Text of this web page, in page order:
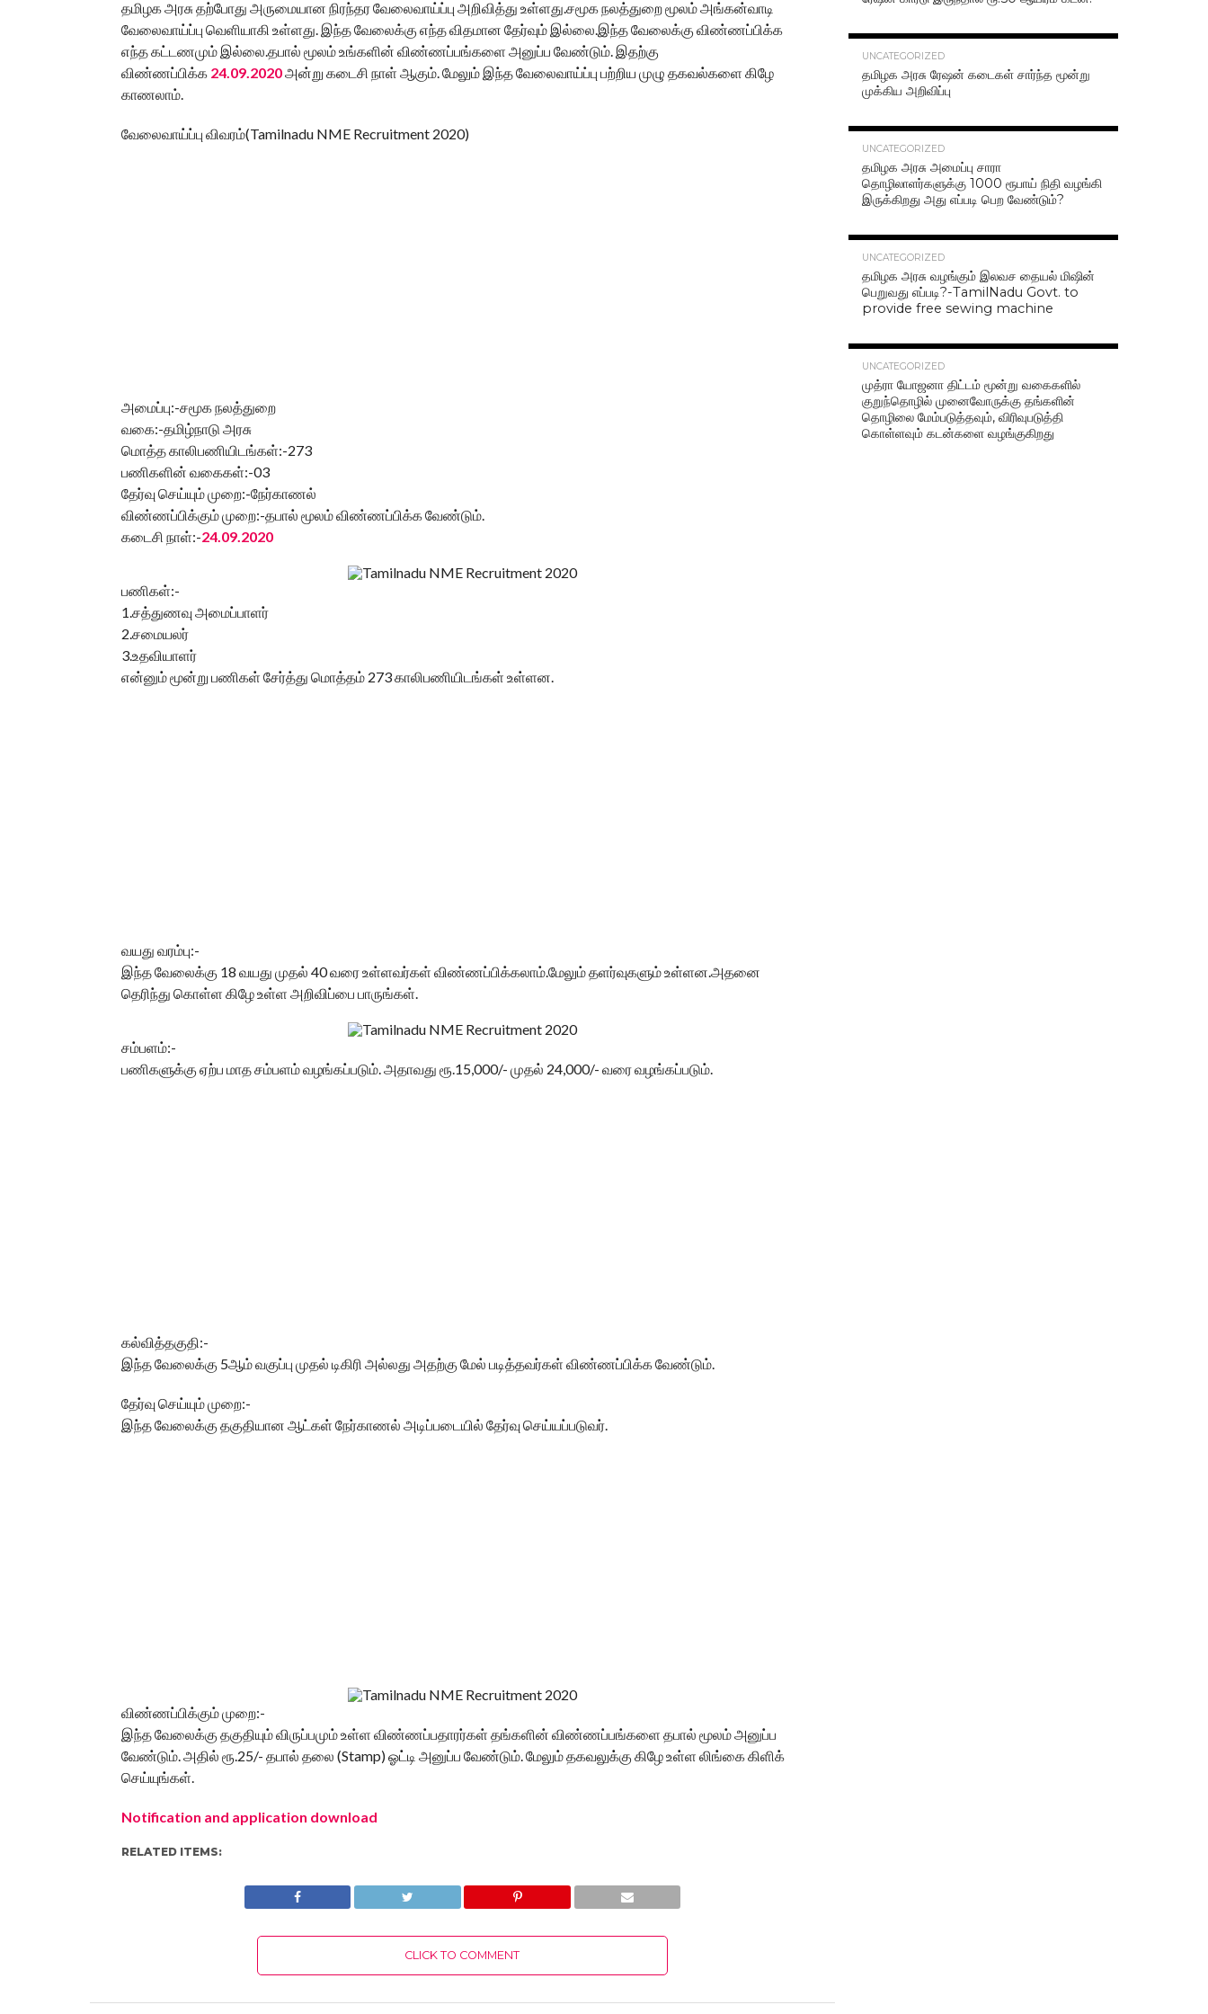
தமிழக அரசு தற்போது அருமையான நிரந்தர வேலைவாய்ப்பு அறிவித்து உள்ளது.சமூக நலத்துறை மூலம் அங்கன்வாடி
வேலைவாய்ப்பு வெளியாகி உள்ளது. இந்த வேலைக்கு எந்த விதமான தேர்வும் இல்லை.இந்த வேலைக்கு விண்ணப்பிக்க
எந்த கட்டணமும் இல்லை.தபால் மூலம் உங்களின் விண்ணப்பங்களை அனுப்ப வேண்டும். இதற்கு
விண்ணப்பிக்க 24.09.2020அன்று கடைசி நாள் ஆகும். மேலும் இந்த வேலைவாய்ப்பு பற்றிய முழு தகவல்களை கிழே
காணலாம்.
வேலைவாய்ப்பு விவரம்(Tamilnadu NME Recruitment 2020)
அமைப்பு:-சமூக நலத்துறை
வகை:-தமிழ்நாடு அரசு
மொத்த காலிபணியிடங்கள்:-273
பணிகளின் வகைகள்:-03
தேர்வு செய்யும் முறை:-நேர்காணல்
விண்ணப்பிக்கும் முறை:-தபால் மூலம் விண்ணப்பிக்க வேண்டும்.
கடைசி நாள்:-24.09.2020
பணிகள்:-
1.சத்துணவு அமைப்பாளர்
2.சமையலர்
3.உதவியாளர்
என்னும் மூன்று பணிகள் சேர்த்து மொத்தம் 273 காலிபணியிடங்கள் உள்ளன.
வயது வரம்பு:-
இந்த வேலைக்கு 18 வயது முதல் 40 வரை உள்ளவர்கள் விண்ணப்பிக்கலாம்.மேலும் தளர்வுகளும் உள்ளன.அதனை
தெரிந்து கொள்ள கிழே உள்ள அறிவிப்பை பாருங்கள்.
சம்பளம்:-
பணிகளுக்கு ஏற்ப மாத சம்பளம் வழங்கப்படும். அதாவது ரூ.15,000/- முதல் 24,000/- வரை வழங்கப்படும்.
கல்வித்தகுதி:-
இந்த வேலைக்கு 5ஆம் வகுப்பு முதல் டிகிரி அல்லது அதற்கு மேல் படித்தவர்கள் விண்ணப்பிக்க வேண்டும்.
தேர்வு செய்யும் முறை:-
இந்த வேலைக்கு தகுதியான ஆட்கள் நேர்காணல் அடிப்படையில் தேர்வு செய்யப்படுவர்.
விண்ணப்பிக்கும் முறை:-
இந்த வேலைக்கு தகுதியும் விருப்பமும் உள்ள விண்ணப்பதாரர்கள் தங்களின் விண்ணப்பங்களை தபால் மூலம் அனுப்ப
வேண்டும். அதில் ரூ.25/- தபால் தலை (Stamp) ஓட்டி அனுப்ப வேண்டும். மேலும் தகவலுக்கு கிழே உள்ள லிங்கை கிளிக்
செய்யுங்கள்.
Notification and application download
RELATED ITEMS:
CLICK TO COMMENT
UNCATEGORIZED
தமிழக அரசு ரேஷன் கடைகள் சார்ந்த மூன்று
முக்கிய அறிவிப்பு
UNCATEGORIZED
தமிழக அரசு அமைப்பு சாரா
தொழிலாளர்களுக்கு 1000 ரூபாய் நிதி வழங்கி
இருக்கிறது அது எப்படி பெற வேண்டும்?
UNCATEGORIZED
தமிழக அரசு வழங்கும் இலவச தையல் மிஷின்
பெறுவது எப்படி?-TamilNadu Govt. to
provide free sewing machine
UNCATEGORIZED
முத்ரா யோஜனா திட்டம் மூன்று வகைகளில்
குறுந்தொழில் முனைவோருக்கு தங்களின்
தொழிலை மேம்படுத்தவும், விரிவுபடுத்தி
கொள்ளவும் கடன்களை வழங்குகிறது